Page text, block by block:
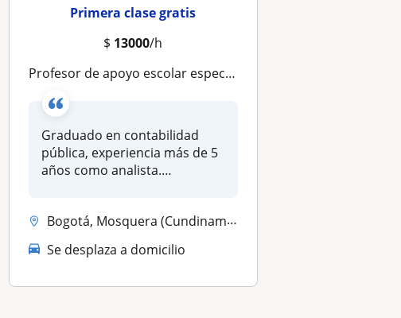
Primera clase gratis
$ 13000/h
Profesor de apoyo escolar especializado en contabilidad y finanzas
Graduado en contabilidad
pública, experiencia más de 5
años como analista.
Bogotá, Mosquera (Cundinamarca)
Se desplaza a domicilio